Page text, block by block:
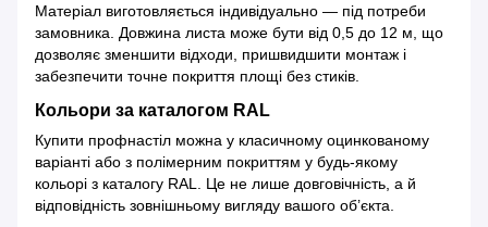
Матеріал виготовляється індивідуально — під потреби
замовника. Довжина листа може бути від 0,5 до 12 м, що
дозволяє зменшити відходи, пришвидшити монтаж і
забезпечити точне покриття площі без стиків.
Кольори за каталогом RAL
Купити профнастіл можна у класичному оцинкованому
варіанті або з полімерним покриттям у будь-якому
кольорі з каталогу RAL. Це не лише довговічність, а й
відповідність зовнішньому вигляду вашого об’єкта.